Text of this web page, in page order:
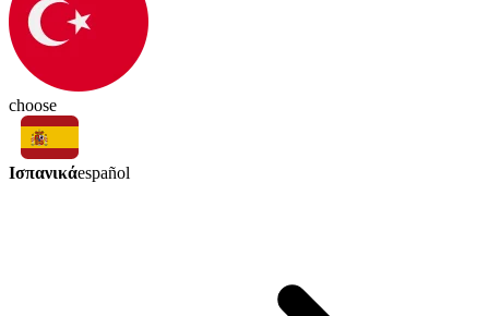
choose
Ισπανικάespañol